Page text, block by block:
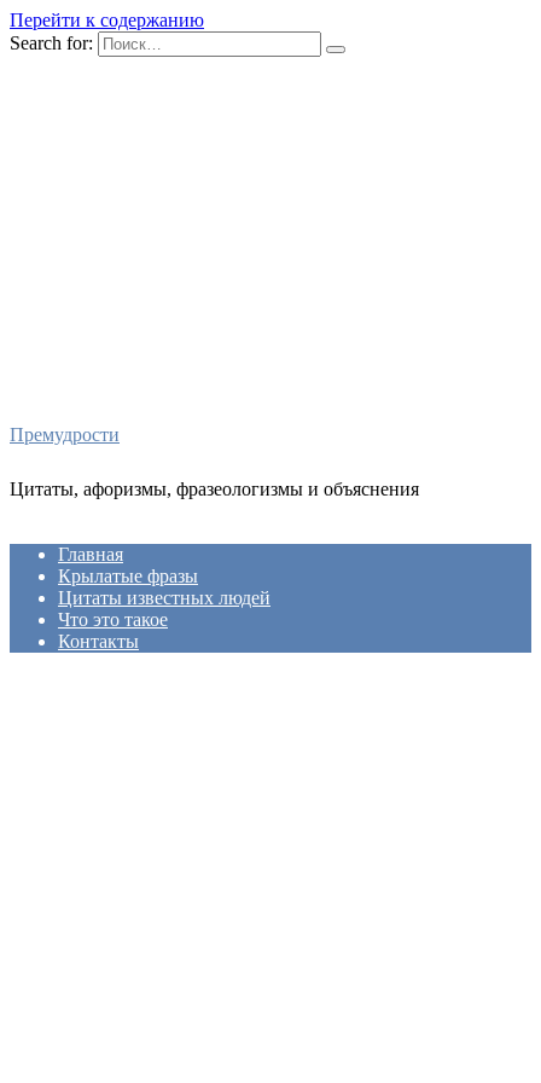
Перейти к содержанию
Search for:
Премудрости
Цитаты, афоризмы, фразеологизмы и объяснения
Главная
Крылатые фразы
Цитаты известных людей
Что это такое
Контакты